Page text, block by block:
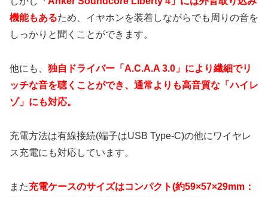
機能もあるため、イヤホンを装着しながらでも周りの音を
しっかりと聞くことができます。
他にも、 独自ドライバー「A.C.A.A 3.0」により繊細でリ
ッチな音を聴くことができ、通常よりも高音質な「ハイレ
ゾ」にも対応。
充電方法は有線接続(端子はUSB Type-C)の他にワイヤレ
ス充電にも対応しています。
また充電ケースのサイズはコンパクト(約59×57×29mm：